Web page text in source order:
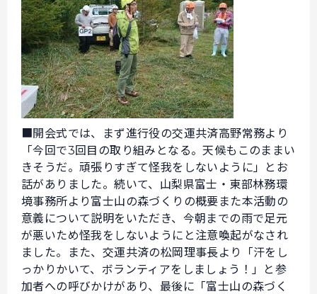
■開会式では、まず進行役の交運共済高野常務より
「今回で3回目の取り組みとなる。天候もこのままい
きそうだ。頑張りすぎて怪我をしないように」とお
話がありました。続いて、山梨県富士・東部林務環
境事務所より富士山の森づくりの概要また本活動の
意義について説明をいただき、今朝までの雨で足元
が悪いため怪我をしないようにと注意喚起がなされ
ました。また、交運共済の松岡理事長より「汗をし
っかりかいて、ボランティアをしましょう！」と参
加者への呼びかけがあり、最後に「富士山の森づく